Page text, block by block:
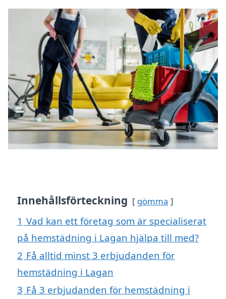
Innehållsförteckning gömma
1 Vad kan ett företag som är specialiserat
på hemstädning i Lagan hjälpa till med?
2 Få alltid minst 3 erbjudanden för
hemstädning i Lagan
3 Få 3 erbjudanden för hemstädning i